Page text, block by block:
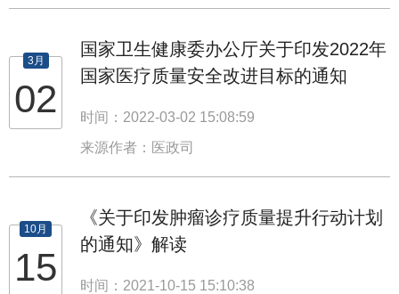
3月
02
国家卫生健康委办公厅关于印发2022年
国家医疗质量安全改进目标的通知
时间：2022-03-02 15:08:59
来源作者：医政司
10月
15
《关于印发肿瘤诊疗质量提升行动计划
的通知》解读
时间：2021-10-15 15:10:38